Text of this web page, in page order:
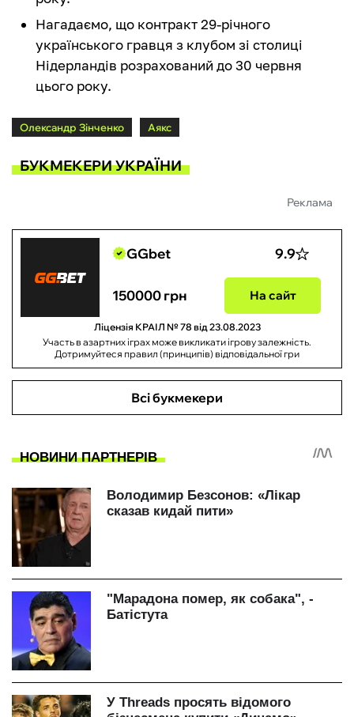
Нагадаємо, що контракт 29-річного
українського гравця з клубом зі столиці
Нідерландів розрахований до 30 червня
цього року.
Олександр Зінченко Аякс
БУКМЕКЕРИ УКРАЇНИ
Реклама
GGbet 9.9
150000 грн На сайт
Ліцензія КРАІЛ № 78 від 23.08.2023
Участь в азартних іграх може викликати ігрову залежність.
Дотримуйтеся правил (принципів) відповідальної гри
Всі букмекери